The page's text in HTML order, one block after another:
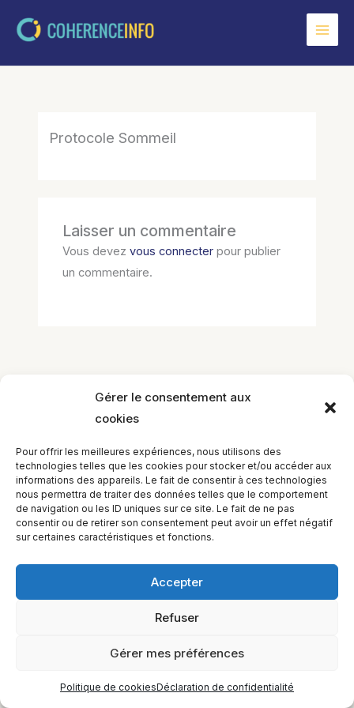
Gérer le consentement aux
cookies
Pour offrir les meilleures expériences, nous utilisons des
technologies telles que les cookies pour stocker et/ou accéder aux
informations des appareils. Le fait de consentir à ces technologies
nous permettra de traiter des données telles que le comportement
de navigation ou les ID uniques sur ce site. Le fait de ne pas
consentir ou de retirer son consentement peut avoir un effet négatif
sur certaines caractéristiques et fonctions.
Accepter
Refuser
Gérer mes préférences
Politique de cookiesDéclaration de confidentialité
Protocole Sommeil
Laisser un commentaire
Vous devezvous connecter pour publier
un commentaire.
H1Y 2J9 Canada